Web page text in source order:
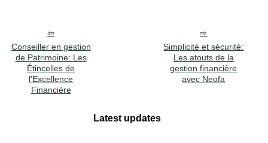
Conseiller en gestion
de Patrimoine: Les
Étincelles de
l'Excellence
Financière
Simplicité et sécurité:
Les atouts de la
gestion financière
avec Neofa
Latest updates